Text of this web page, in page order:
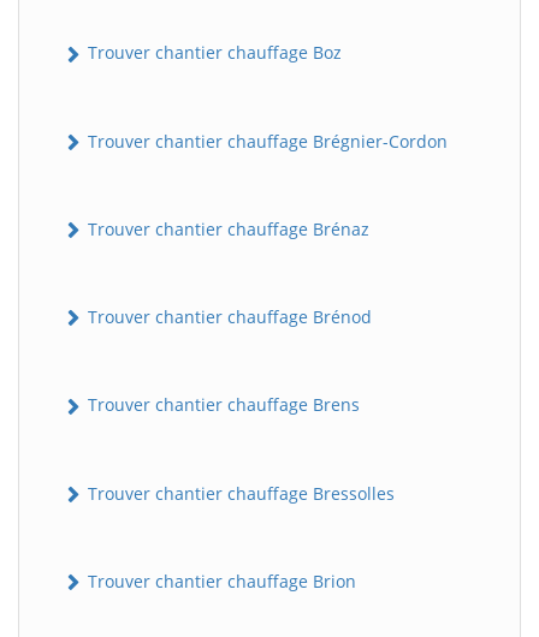
Trouver chantier chauffage Boz
Trouver chantier chauffage Brégnier-Cordon
Trouver chantier chauffage Brénaz
Trouver chantier chauffage Brénod
Trouver chantier chauffage Brens
Trouver chantier chauffage Bressolles
Trouver chantier chauffage Brion